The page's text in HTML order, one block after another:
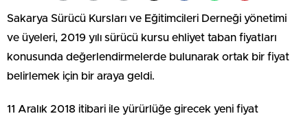
Sakarya Sürücü Kursları ve Eğitimcileri Derneği yönetimi
ve üyeleri, 2019 yılı sürücü kursu ehliyet taban fiyatları
konusunda değerlendirmelerde bulunarak ortak bir fiyat
belirlemek için bir araya geldi.
11 Aralık 2018 itibari ile yürürlüğe girecek yeni fiyat